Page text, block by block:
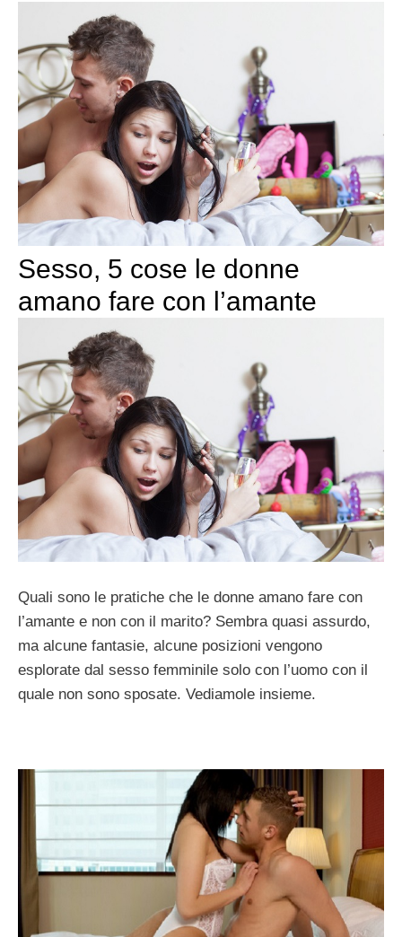
Sesso, 5 cose le donne
amano fare con l’amante
Quali sono le pratiche che le donne amano fare con
l’amante e non con il marito? Sembra quasi assurdo,
ma alcune fantasie, alcune posizioni vengono
esplorate dal sesso femminile solo con l’uomo con il
quale non sono sposate. Vediamole insieme.